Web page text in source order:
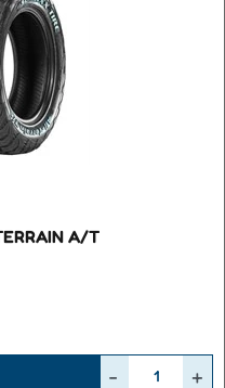
A/T